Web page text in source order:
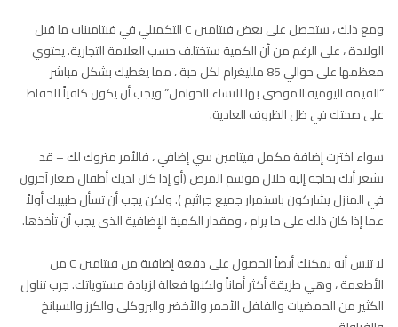
ومع ذلك ، ستحصل على بعض فيتامين C التكميلي في فيتامينات ما قبل
الولادة ، على الرغم من أن الكمية ستختلف حسب العلامة التجارية. يحتوي
معظمها على حوالي 85 ملليغرام لكل حبة ، مما يغطيك بشكل مباشر
“القيمة اليومية الموصى بها للنساء الحوامل” ويجب أن يكون كافياً للحفاظ
على صحتك في ظل الظروف العادية.
سواء اخترت إضافة مكمل فيتامين سي إضافي ، فالأمر متروك لك – قد
تشعر أنك بحاجة إليه خلال موسم المرض (أو إذا كان لديك أطفال صغار آخرون
في المنزل يشاركون باستمرار جميع جراثيم ). ولكن يجب أن تسأل طبيبك أولاً
عما إذا كان ذلك على ما يرام ، ومقدار الكمية الإضافية الذي يجب أن تأخذها.
لا تنس أنه يمكنك أيضاً الحصول على دفعة إضافية من فيتامين C من
الأطعمة ، وهي طريقة أكثر أماناً ولكنها فعالة لزيادة مستوياتك. جرب تناول
الكثير من الحمضيات والفلفل الأحمر والأخضر والبروكلي والكرز والسبانخ